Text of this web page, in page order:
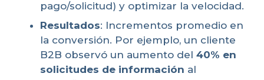
pago/solicitud) y optimizar la velocidad.
Resultados: Incrementos promedio en
la conversión. Por ejemplo, un cliente
B2B observó un aumento del 40% en
solicitudes de información al